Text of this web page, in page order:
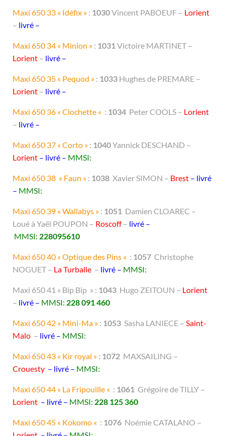
Maxi 650 33 « Idéfix » : 1030Vincent PABOEUF – Lorient
– livré –
Maxi 650 34 « Minion » : 1031Victoire MARTINET –
Lorient – livré –
Maxi 650 35 « Pequod » : 1033 Hughes de PREMARE –
Lorient – livré –
Maxi 650 36 « Clochette « : 1034 Peter COOLS – Lorient
– livré –
Maxi 650 37 « Corto » : 1040Yannick DESCHAND –
Lorient – livré – MMSI:
Maxi 650 38 » Faun » : 1038 Xavier SIMON – Brest – livré
– MMSI:
Maxi 650 39 « Wallabys » : 1051 Damien CLOAREC –
Loué à Yaël POUPON – Roscoff– livré –
MMSI: 228095610
Maxi 650 40 « Optique des Pins « : 1057 Christophe
NOGUET – La Turballe – livré – MMSI:
Maxi 650 41 « Bip Bip » : 1043 Hugo ZEITOUN – Lorient
– livré – MMSI: 228 091 460
Maxi 650 42 « Mini-Ma » : 1053 Sasha LANIECE – Saint-
Malo – livré – MMSI:
Maxi 650 43 « Kir royal » : 1072 MAXSAILING –
Crouesty – livré – MMSI:
Maxi 650 44 « La Fripouille « : 1061 Grégoire de TILLY –
Lorient – livré – MMSI: 228 125 360
Maxi 650 45 « Kokomo « : 1076 Noémie CATALANO –